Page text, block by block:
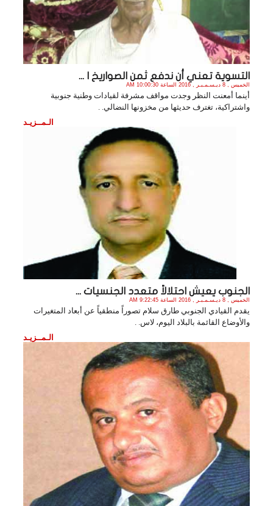
التسوية تعني أن ندفع ثمن الصواريخ ا ...
الخميس , 8 ديـسـمـبـر , 2016 الساعة 10:00:30 AM
أينما أمعنت النظر وجدت مواقف مشرفة لقيادات وطنية جنوبية
واشتراكية، تغترف حديثها من مخزونها النضالي. .
الـمــزيـد
الجنوب يعيش احتلالاً متعدد الجنسيات ...
الخميس , 8 ديـسـمـبـر , 2016 الساعة 9:22:45 AM
يقدم القيادي الجنوبي طارق سلام تصوراً منطقياً عن أبعاد المتغيرات
والأوضاع القائمة بالبلاد اليوم، لاس. .
الـمــزيـد